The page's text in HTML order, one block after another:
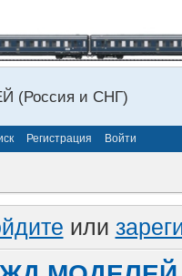
(Россия и СНГ)
Регистрация Войти
или